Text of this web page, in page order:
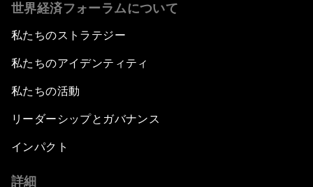
世界経済フォーラムについて
私たちのストラテジー
私たちのアイデンティティ
私たちの活動
リーダーシップとガバナンス
インパクト
詳細